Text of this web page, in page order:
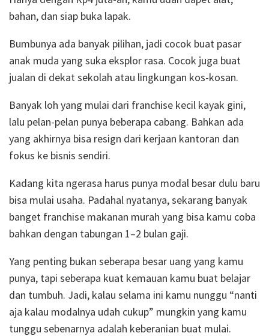
bahan, dan siap buka lapak.
Bumbunya ada banyak pilihan, jadi cocok buat pasar
anak muda yang suka eksplor rasa. Cocok juga buat
jualan di dekat sekolah atau lingkungan kos-kosan.
Banyak loh yang mulai dari franchise kecil kayak gini,
lalu pelan-pelan punya beberapa cabang. Bahkan ada
yang akhirnya bisa resign dari kerjaan kantoran dan
fokus ke bisnis sendiri.
Kadang kita ngerasa harus punya modal besar dulu baru
bisa mulai usaha. Padahal nyatanya, sekarang banyak
banget franchise makanan murah yang bisa kamu coba
bahkan dengan tabungan 1–2 bulan gaji.
Yang penting bukan seberapa besar uang yang kamu
punya, tapi seberapa kuat kemauan kamu buat belajar
dan tumbuh. Jadi, kalau selama ini kamu nunggu “nanti
aja kalau modalnya udah cukup” mungkin yang kamu
tunggu sebenarnya adalah keberanian buat mulai.